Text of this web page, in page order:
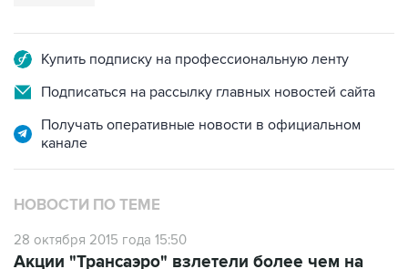
Купить подписку на профессиональную ленту
Подписаться на рассылку главных новостей сайта
Получать оперативные новости в официальном
канале
НОВОСТИ ПО ТЕМЕ
28 октября 2015 года 15:50
Акции "Трансаэро" взлетели более чем на